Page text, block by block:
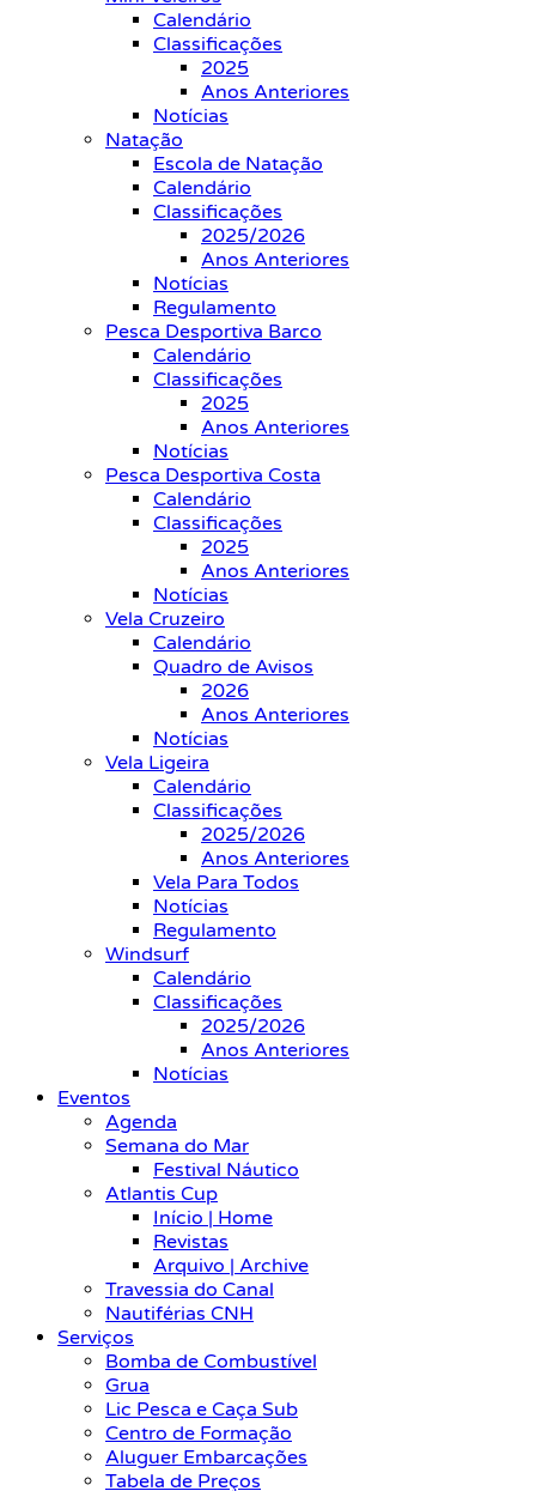
Calendário
Classificações
2025
Anos Anteriores
Notícias
Natação
Escola de Natação
Calendário
Classificações
2025/2026
Anos Anteriores
Notícias
Regulamento
Pesca Desportiva Barco
Calendário
Classificações
2025
Anos Anteriores
Notícias
Pesca Desportiva Costa
Calendário
Classificações
2025
Anos Anteriores
Notícias
Vela Cruzeiro
Calendário
Quadro de Avisos
2026
Anos Anteriores
Notícias
Vela Ligeira
Calendário
Classificações
2025/2026
Anos Anteriores
Vela Para Todos
Notícias
Regulamento
Windsurf
Calendário
Classificações
2025/2026
Anos Anteriores
Notícias
Eventos
Agenda
Semana do Mar
Festival Náutico
Atlantis Cup
Início | Home
Revistas
Arquivo | Archive
Travessia do Canal
Nautiférias CNH
Serviços
Bomba de Combustível
Grua
Lic Pesca e Caça Sub
Centro de Formação
Aluguer Embarcações
Tabela de Preços